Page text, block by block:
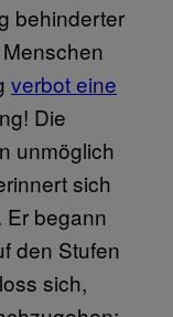
behinderter
verbot eine
Die
unmöglich
sich
Er begann
den Stufen
sich,